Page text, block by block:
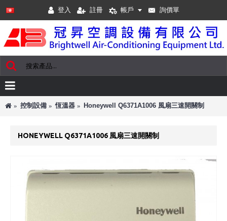
登入 註冊 帳戶 詢價單
控制設備 恆溫器 Honeywell Q6371A1006 風扇三速開關制
HONEYWELL Q6371A1006 風扇三速開關制